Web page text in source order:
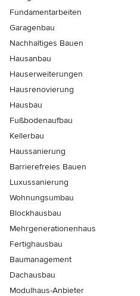
Fundamentarbeiten
Garagenbau
Nachhaltiges Bauen
Hausanbau
Hauserweiterungen
Hausrenovierung
Hausbau
Fußbodenaufbau
Kellerbau
Haussanierung
Barrierefreies Bauen
Luxussanierung
Wohnungsumbau
Blockhausbau
Mehrgenerationenhaus
Fertighausbau
Baumanagement
Dachausbau
Modulhaus-Anbieter